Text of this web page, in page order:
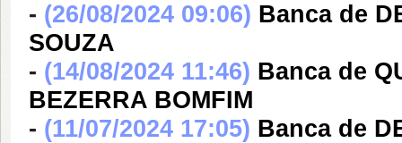
- (26/08/2024 09:06) Banca de
SOUZA
- (14/08/2024 11:46) Banca de
BEZERRA BOMFIM
- (11/07/2024 17:05) Banca de